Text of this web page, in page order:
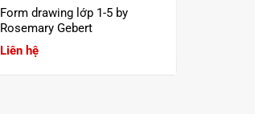
Form drawing lớp 1-5 by
Rosemary Gebert
Liên hệ